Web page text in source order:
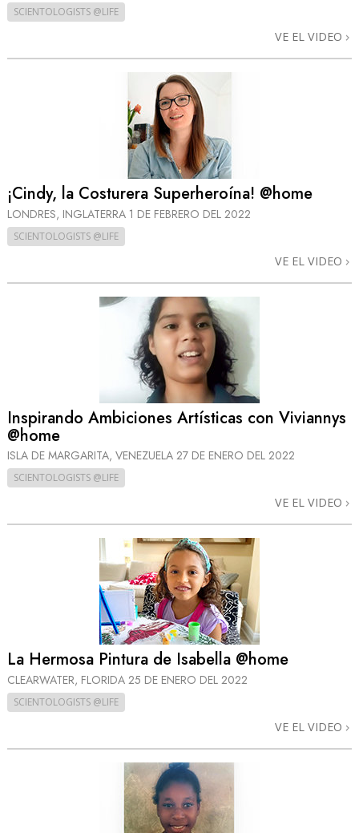
SCIENTOLOGISTS @LIFE
VE EL VIDEO
¡Cindy, la Costurera Superheroína! @home
LONDRES, INGLATERRA 1 DE FEBRERO DEL 2022
SCIENTOLOGISTS @LIFE
VE EL VIDEO
Inspirando Ambiciones Artísticas con Viviannys
@home
ISLA DE MARGARITA, VENEZUELA 27 DE ENERO DEL 2022
SCIENTOLOGISTS @LIFE
VE EL VIDEO
La Hermosa Pintura de Isabella @home
CLEARWATER, FLORIDA 25 DE ENERO DEL 2022
SCIENTOLOGISTS @LIFE
VE EL VIDEO